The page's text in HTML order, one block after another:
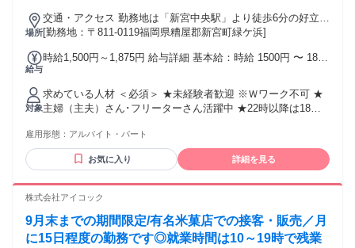
場所
交通・アクセス 勤務地は「新宮中央駅」より徒歩6分の好立
地！通勤ラクラクです♪
[勤務地：〒811-0119福岡県糟屋郡新宮町緑ケ浜]
給与
時給1,500円～1,875円 給与詳細 基本給：時給 1500円 〜 1875
には 夜勤手当（深夜割増賃金）を支給します
対象
求めている人材 ＜必須＞ ★未経験者歓迎 ※Ｗワーク不可 ★
主婦（主夫）さん･フリーターさん活躍中 ★22時以降は18歳
Ｎ4レベル ✨こんな方歓迎！✨ ■軽作業・仕分けのお仕事未経
験の方 ■仕分けや軽作業スタッフ経験のある方 「夜勤で短期
間で効率よく稼ぎたい…」という方も、 高時給のこのお仕事
リズムを崩さず働けますよ◎
雇用形態： アルバイト・パート
お気に入り 詳細を見る
株式会社アイコック
9月末までの期間限定/有名米菓店での接客・販売／月
に15日程度の勤務です◎就業時間は10～19時で残業